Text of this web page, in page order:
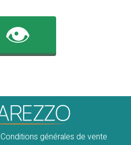
👁️
Conditions générales de vente